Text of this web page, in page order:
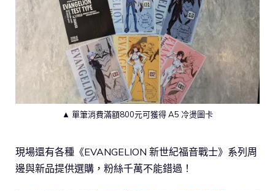
▲ 單筆消費滿額800元可獲得 A5 冷燙圖卡
現場還有各種《EVANGELION 新世紀福音戰士》系列周
邊與新品提供選購，粉絲千萬不能錯過！